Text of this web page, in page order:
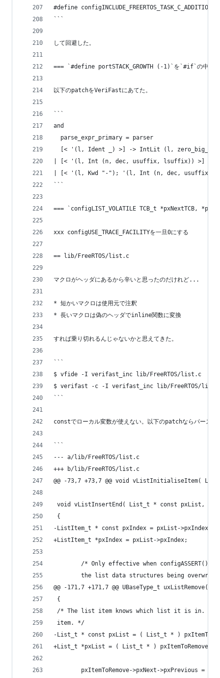
#define
```
して回避した。
=== `#define portSTACK_GROWTH (-1)`を`#if`の中で使
以下のpatchをVeriFastにあてた。
```
and
  parse_expr_primary = parser
[< '(l, Ident _) >] -> IntLit (l,
| [< '(l, Int (n, dec, usuffix, lsuffix)) >] -
| [< '(l, Kwd "-"); '(l, Int (n, dec, usuffix,
```
=== `configLIST_VOLATILE TCB_t *pxNextTCB,
xxx configUSE_TRACE_FACILITYを一旦0にする
== lib/FreeRTOS/list.c
マクロがヘッダにあるから辛いと思ったのだけれど...
* 短かいマクロは使用元で注釈
* 長いマクロは偽のヘッダでinline関数に変換
すれば乗り切れるんじゃないかと思えてきた。
```
$ vfide -I verifast_inc lib/FreeRTOS/list.c
$ verifast -c -I verifast_inc lib/FreeRTOS/
```
constでローカル変数が使えない。以下のpatchならパースだ
```
--- a/lib/FreeRTOS/list.c
+++ b/lib/FreeRTOS/list.c
@@ -73,7 +73,7 @@ void vListInitialiseItem(
void vListInsertEnd( List_t * const pxList,
{
-ListItem_t * const pxIndex = pxList->pxIndex;
+ListItem_t *pxIndex = pxList->pxIndex;
/* Only effective when configASSERT()
the list data structures being
@@ -171,7 +171,7 @@ UBaseType_t
{
/* The list item knows which list it is in.
item. */
-List_t * const pxList = ( List_t * )
+List_t *pxList = ( List_t * ) pxItemToRemove-
pxItemToRemove->pxNext->pxPrevious =